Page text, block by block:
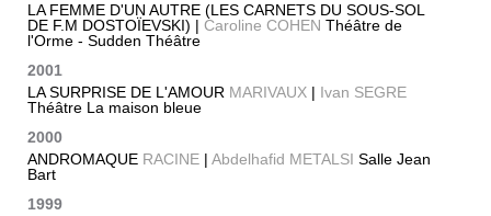
LA FEMME D'UN AUTRE (LES CARNETS DU SOUS-SOL
DE F.M DOSTOÏEVSKI) | Caroline COHEN Théâtre de
l'Orme - Sudden Théâtre
2001
LA SURPRISE DE L'AMOUR MARIVAUX | Ivan SEGRE
Théâtre La maison bleue
2000
ANDROMAQUE RACINE | Abdelhafid METALSI Salle Jean
Bart
1999